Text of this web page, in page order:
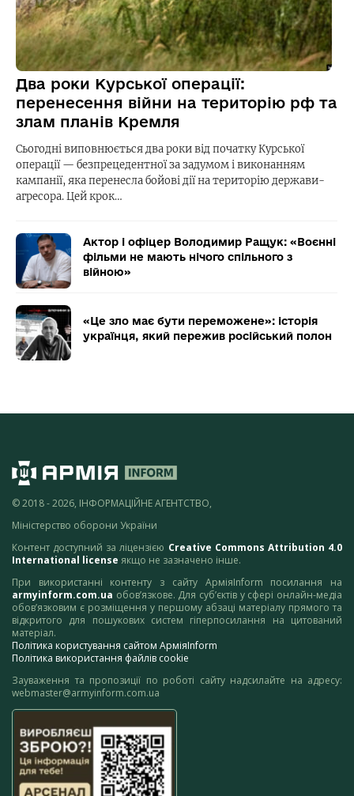
Два роки Курської операції:
перенесення війни на територію рф та
злам планів Кремля
Сьогодні виповнюється два роки від початку Курської
операції — безпрецедентної за задумом і виконанням
кампанії, яка перенесла бойові дії на територію держави-
агресора. Цей крок…
Актор і офіцер Володимир Ращук: «Воєнні
фільми не мають нічого спільного з
війною»
«Це зло має бути переможене»: історія
українця, який пережив російський полон
© 2018 - 2026, ІНФОРМАЦІЙНЕ АГЕНТСТВО,
Міністерство оборони України
Контент доступний за ліцензією Creative Commons Attribution 4.0
International license якщо не зазначено інше.
При використанні контенту з сайту АрміяInform посилання на
armyinform.com.ua обов’язкове. Для суб’єктів у сфері онлайн-медіа
обов’язковим є розміщення у першому абзаці матеріалу прямого та
відкритого для пошукових систем гіперпосилання на цитований
матеріал.
Політика користування сайтом АрміяInform
Політика використання файлів cookie
Зауваження та пропозиції по роботі сайту надсилайте на адресу:
webmaster@armyinform.com.ua